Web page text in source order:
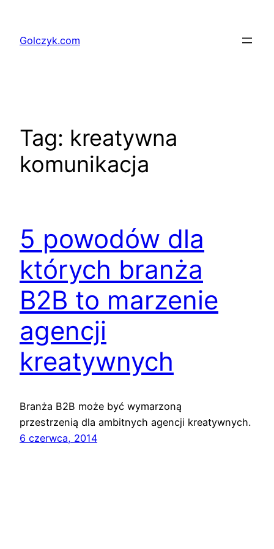
treściGolczyk.com
Tag: kreatywna
komunikacja
5 powodów dla
których branża
B2B to marzenie
agencji
kreatywnych
Branża B2B może być wymarzoną
przestrzenią dla ambitnych agencji kreatywnych.
6 czerwca, 2014